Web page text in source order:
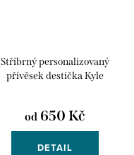
Stříbrný personalizovaný
přívěsek destička Kyle
od 650 Kč
DETAIL